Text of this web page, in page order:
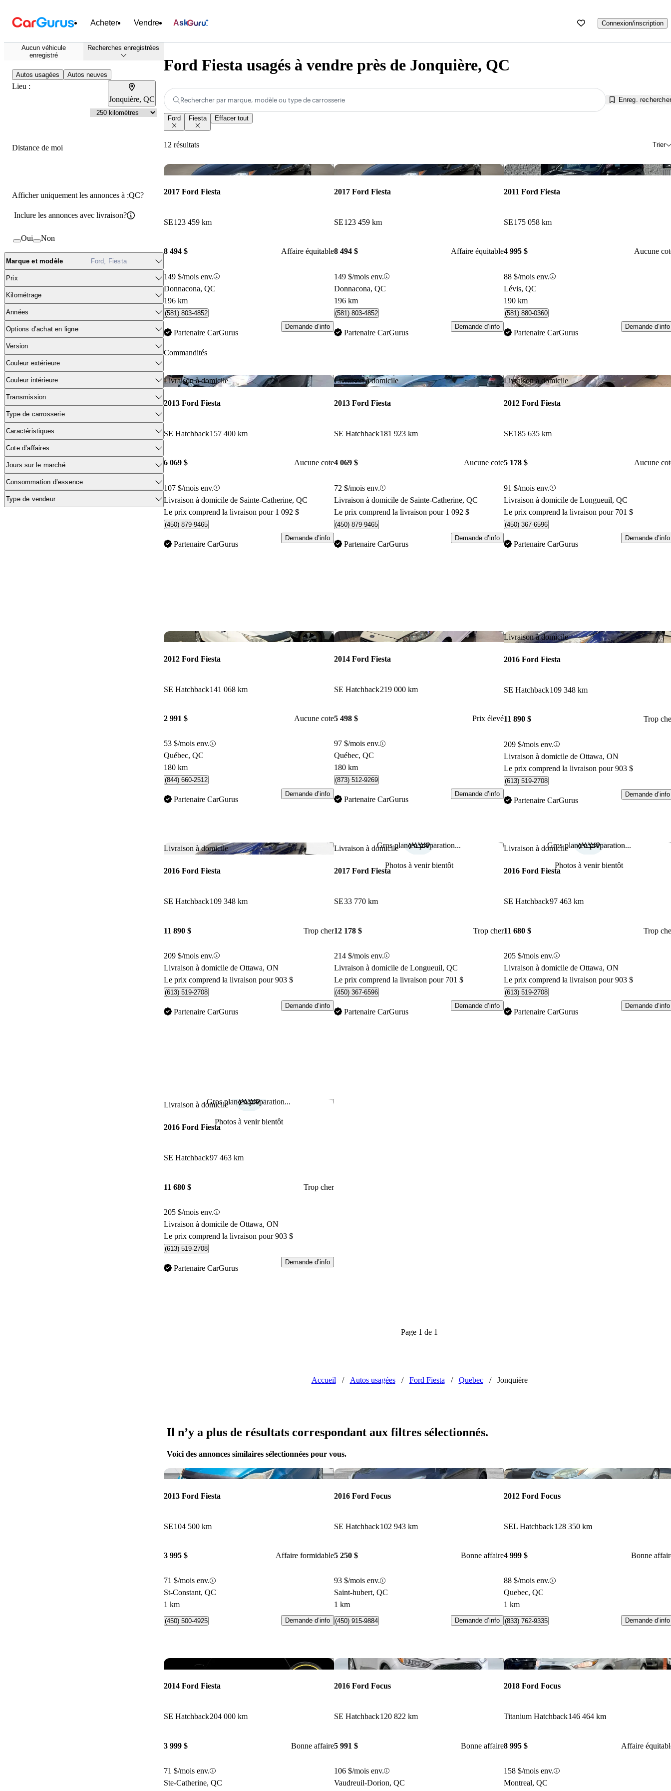
Acheter Vendre Ask Connexion/inscription
Aucun véhicule
enregistré
Recherches enregistrées
Autos usagées Autos neuves
Lieu :
Jonquière, QC
Distance de moi
Afficher uniquement les annonces à :QC?
Inclure les annonces avec livraison?
Oui Non
Marque et modèle Ford, Fiesta
Prix
Kilométrage
Années
Options d’achat en ligne
Version
Couleur extérieure
Couleur intérieure
Transmission
Type de carrosserie
Caractéristiques
Cote d’affaires
Jours sur le marché
Consommation d’essence
Type de vendeur
Ford Fiesta usagés à vendre près de Jonquière, QC
Rechercher par marque, modèle ou type de carrosserie Enreg. rechercher
Ford Fiesta Effacer tout
12 résultats Trier
Enregistrer cette annonce
2017 Ford Fiesta
SE123 459 km
8 494 $ Affaire équitable
149 $/mois env.
Donnacona, QC
196 km
(581) 803-4852
Partenaire CarGurus
Demande d’info
Commandités
Enregistrer cette annonce
2017 Ford Fiesta
SE123 459 km
8 494 $ Affaire équitable
149 $/mois env.
Donnacona, QC
196 km
(581) 803-4852
Partenaire CarGurus
Demande d’info
2011 Ford Fiesta
SE175 058 km
4 995 $ Aucune
88 $/mois env.
Lévis, QC
190 km
(581) 880-0360
Partenaire CarGurus
Demande d’info
Livraison à domicile Enregistrer cette annonce
2013 Ford Fiesta
SE Hatchback157 400 km
6 069 $ Aucune cote
107 $/mois env.
Livraison à domicile de Sainte-Catherine, QC
Le prix comprend la livraison pour 1 092 $
(450) 879-9465
Partenaire CarGurus
Demande d’info
Livraison à domicile Enregistrer cette annonce
2013 Ford Fiesta
SE Hatchback181 923 km
4 069 $ Aucune cote
72 $/mois env.
Livraison à domicile de Sainte-Catherine, QC
Le prix comprend la livraison pour 1 092 $
(450) 879-9465
Partenaire CarGurus
Demande d’info
Livraison à domicile
2012 Ford Fiesta
SE185 635 km
5 178 $ Aucune
91 $/mois env.
Livraison à domicile de Longueuil, QC
Le prix comprend la livraison pour 701 $
(450) 367-6596
Partenaire CarGurus
Demande d’info
Enregistrer cette annonce
2012 Ford Fiesta
SE Hatchback141 068 km
2 991 $ Aucune cote
53 $/mois env.
Québec, QC
180 km
(844) 660-2512
Partenaire CarGurus
Demande d’info
Enregistrer cette annonce
2014 Ford Fiesta
SE Hatchback219 000 km
5 498 $ Prix élevé
97 $/mois env.
Québec, QC
180 km
(873) 512-9269
Partenaire CarGurus
Demande d’info
Livraison à domicile
2016 Ford Fiesta
SE Hatchback109 348 km
11 890 $ Trop
209 $/mois env.
Livraison à domicile de Ottawa, ON
Le prix comprend la livraison pour 903 $
(613) 519-2708
Partenaire CarGurus
Demande d’info
Livraison à domicile Enregistrer cette annonce
2016 Ford Fiesta
SE Hatchback109 348 km
11 890 $ Trop cher
209 $/mois env.
Livraison à domicile de Ottawa, ON
Le prix comprend la livraison pour 903 $
(613) 519-2708
Partenaire CarGurus
Demande d’info
Gros plan en préparation...
Photos à venir bientôt
Livraison à domicile Enregistrer cette annonce
2017 Ford Fiesta
SE33 770 km
12 178 $ Trop cher
214 $/mois env.
Livraison à domicile de Longueuil, QC
Le prix comprend la livraison pour 701 $
(450) 367-6596
Partenaire CarGurus
Demande d’info
Gros plan en préparation...
Photos à venir bientôt
Livraison à domicile
2016 Ford Fiesta
SE Hatchback97 463 km
11 680 $ Trop
205 $/mois env.
Livraison à domicile de Ottawa, ON
Le prix comprend la livraison pour 903 $
(613) 519-2708
Partenaire CarGurus
Demande d’info
Gros plan en préparation...
Photos à venir bientôt
Livraison à domicile Enregistrer cette annonce
2016 Ford Fiesta
SE Hatchback97 463 km
11 680 $ Trop cher
205 $/mois env.
Livraison à domicile de Ottawa, ON
Le prix comprend la livraison pour 903 $
(613) 519-2708
Partenaire CarGurus
Demande d’info
Page 1 de 1
Accueil / Autos usagées / Ford Fiesta / Quebec / Jonquière
Il n’y a plus de résultats correspondant aux filtres sélectionnés.
Voici des annonces similaires sélectionnées pour vous.
Enregistrer cette annonce
2013 Ford Fiesta
SE104 500 km
3 995 $ Affaire formidable
71 $/mois env.
St-Constant, QC
1 km
(450) 500-4925 Demande d’info
Enregistrer cette annonce
2016 Ford Focus
SE Hatchback102 943 km
5 250 $ Bonne affaire
93 $/mois env.
Saint-hubert, QC
1 km
(450) 915-9884 Demande d’info
2012 Ford Focus
SEL Hatchback128 350 km
4 999 $ Bonne
88 $/mois env.
Quebec, QC
1 km
(833) 762-9335 Demande d’info
Enregistrer cette annonce
2014 Ford Fiesta
SE Hatchback204 000 km
3 999 $ Bonne affaire
71 $/mois env.
Ste-Catherine, QC
Enregistrer cette annonce
2016 Ford Focus
SE Hatchback120 822 km
5 991 $ Bonne affaire
106 $/mois env.
Vaudreuil-Dorion, QC
2018 Ford Focus
Titanium Hatchback146 464 km
8 995 $ Affaire
158 $/mois env.
Montreal, QC